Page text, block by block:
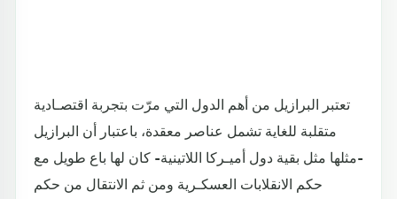
تعتبر البرازيل من أهم الدول التي مرّت بتجربة اقتصـادية
متقلبة للغاية تشمل عناصر معقدة، باعتبار أن البرازيل
-مثلها مثل بقية دول أميـركا اللاتينية- كان لها باع طويل مع
حكم الانقلابات العسكـرية ومن ثم الانتقال من حكم